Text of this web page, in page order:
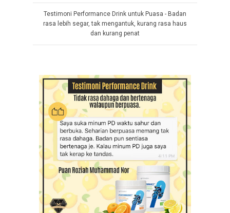
Testimoni Performance Drink untuk Puasa - Badan
rasa lebih segar, tak mengantuk, kurang rasa haus
dan kurang penat